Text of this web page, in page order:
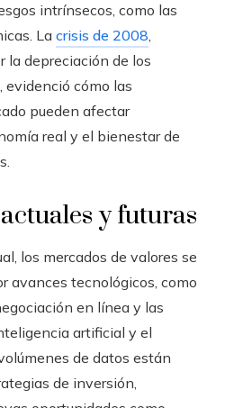
intrínsecos, como las
La crisis de 2008,
la depreciación de los
cómo las
pueden afectar
real y el bienestar de
y futuras
los mercados de valores se
avances tecnológicos, como
en línea y las
artificial y el
de datos están
de inversión,